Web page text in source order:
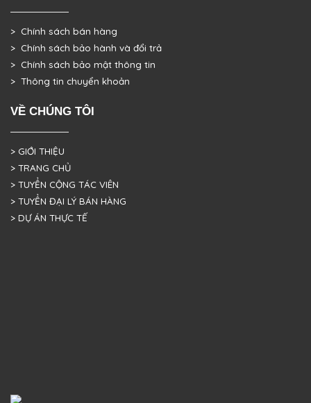
> Chính sách bán hàng
> Chính sách bảo hành và đổi trả
> Chính sách bảo mật thông tin
> Thông tin chuyển khoản
VỀ CHÚNG TÔI
> GIỚI THIỆU
> TRANG CHỦ
> TUYỂN CỘNG TÁC VIÊN
> TUYỂN ĐẠI LÝ BÁN HÀNG
> DỰ ÁN THỰC TẾ